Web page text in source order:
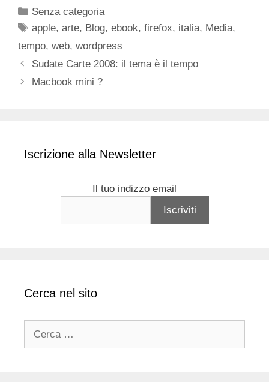
Categorie
Senza categoria
Tag
apple,arte, Blog,ebook,firefox, italia, Media,
tempo, web, wordpress
Sudate Carte 2008: il tema è il tempo
Macbook mini ?
Iscrizione alla Newsletter
Il tuo indizzo email
Cerca nel sito